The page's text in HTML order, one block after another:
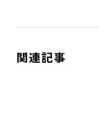
関連記事